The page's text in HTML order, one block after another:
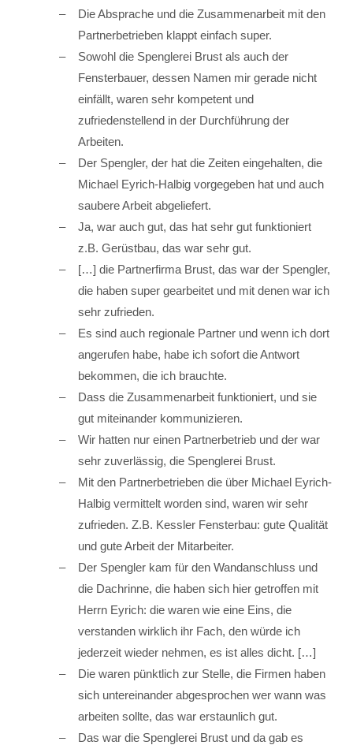
Die Absprache und die Zusammenarbeit mit den
Partnerbetrieben klappt einfach super.
Sowohl die Spenglerei Brust als auch der
Fensterbauer, dessen Namen mir gerade nicht
einfällt, waren sehr kompetent und
zufriedenstellend in der Durchführung der
Arbeiten.
Der Spengler, der hat die Zeiten eingehalten, die
Michael Eyrich-Halbig vorgegeben hat und auch
saubere Arbeit abgeliefert.
Ja, war auch gut, das hat sehr gut funktioniert
z.B. Gerüstbau, das war sehr gut.
[…] die Partnerfirma Brust, das war der Spengler,
die haben super gearbeitet und mit denen war ich
sehr zufrieden.
Es sind auch regionale Partner und wenn ich dort
angerufen habe, habe ich sofort die Antwort
bekommen, die ich brauchte.
Dass die Zusammenarbeit funktioniert, und sie
gut miteinander kommunizieren.
Wir hatten nur einen Partnerbetrieb und der war
sehr zuverlässig, die Spenglerei Brust.
Mit den Partnerbetrieben die über Michael Eyrich-
Halbig vermittelt worden sind, waren wir sehr
zufrieden. Z.B. Kessler Fensterbau: gute Qualität
und gute Arbeit der Mitarbeiter.
Der Spengler kam für den Wandanschluss und
die Dachrinne, die haben sich hier getroffen mit
Herrn Eyrich: die waren wie eine Eins, die
verstanden wirklich ihr Fach, den würde ich
jederzeit wieder nehmen, es ist alles dicht. […]
Die waren pünktlich zur Stelle, die Firmen haben
sich untereinander abgesprochen wer wann was
arbeiten sollte, das war erstaunlich gut.
Das war die Spenglerei Brust und da gab es